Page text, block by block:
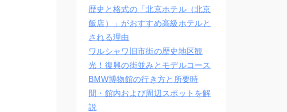
歴史と格式の「北京ホテル（北京
飯店）」がおすすめ高級ホテルと
される理由
ワルシャワ旧市街の歴史地区観
光！復興の街並みとモデルコース
BMW博物館の行き方と所要時
間・館内および周辺スポットを解
説